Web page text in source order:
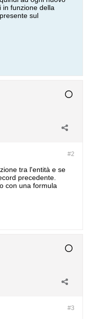
in funzione della
sul
#2
tra l'entità e se
precedente.
con una formula
#3